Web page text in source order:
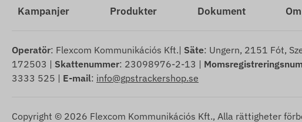
Kampanjer Produkter Dokument
Operatör: Flexcom Kommunikációs Kft.| Säte: Ungern, 2151 Fót,
172503 | Skattenummer: 23098976-2-13 |
3333 525 | E-mail: info@gpstrackershop.se
Copyright © 2026 Flexcom Kommunikációs Kft., Alla rättigheter